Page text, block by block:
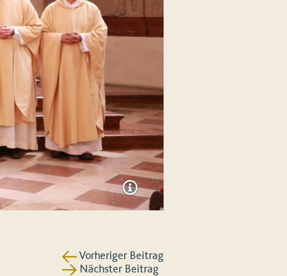
Vorheriger Beitrag
Nächster Beitrag